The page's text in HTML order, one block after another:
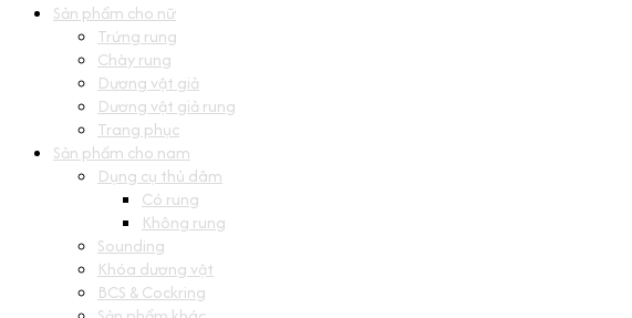
Sản phẩm cho nữ
Trứng rung
Chày rung
Dương vật giả
Dương vật giả rung
Trang phục
Sản phẩm cho nam
Dụng cụ thủ dâm
Có rung
Không rung
Sounding
Khóa dương vật
BCS & Cockring